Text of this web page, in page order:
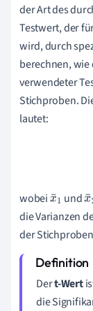
der Art des
Testwert, der
wird, durch
berechnen, wie
verwendeter
Stichproben.
lautet:
wobeix¯
1
undx
2
die Varianzen
der
Dert-Wert
die